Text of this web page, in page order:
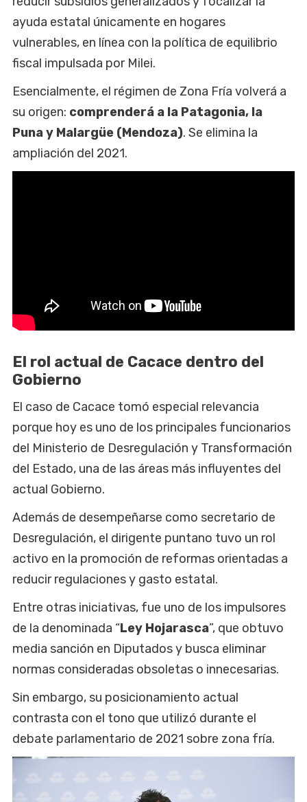
ayuda estatal únicamente en hogares
vulnerables, en línea con la política de equilibrio
fiscal impulsada por Milei.
Esencialmente, el régimen de Zona Fría volverá a
su origen: comprenderá a la Patagonia, la
Puna y Malargüe (Mendoza). Se elimina la
ampliación del 2021.
El rol actual de Cacace dentro del
Gobierno
El caso de Cacace tomó especial relevancia
porque hoy es uno de los principales funcionarios
del Ministerio de Desregulación y Transformación
del Estado, una de las áreas más influyentes del
actual Gobierno.
Además de desempeñarse como secretario de
Desregulación, el dirigente puntano tuvo un rol
activo en la promoción de reformas orientadas a
reducir regulaciones y gasto estatal.
Entre otras iniciativas, fue uno de los impulsores
de la denominada “Ley Hojarasca”, que obtuvo
media sanción en Diputados y busca eliminar
normas consideradas obsoletas o innecesarias.
Sin embargo, su posicionamiento actual
contrasta con el tono que utilizó durante el
debate parlamentario de 2021 sobre zona fría.